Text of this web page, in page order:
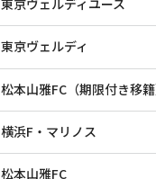
東京ヴェルディ
松本山雅FC（期限付き移籍
横浜F・マリノス
松本山雅FC